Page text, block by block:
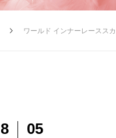
ワールド インナーレースス
8 05